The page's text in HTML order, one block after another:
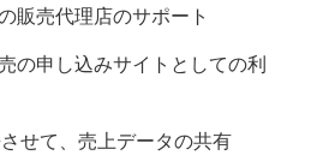
販売代理店のサポート
の申し込みサイトとしての利
せて、売上データの共有